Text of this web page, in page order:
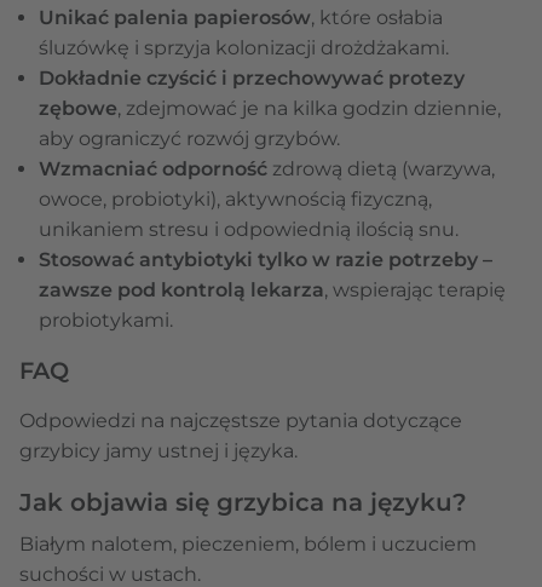
Unikać palenia papierosów, które osłabia
śluzówkę i sprzyja kolonizacji drożdżakami.
Dokładnie czyścić i przechowywać protezy
zębowe, zdejmować je na kilka godzin dziennie,
aby ograniczyć rozwój grzybów.
Wzmacniać odporność zdrową dietą (warzywa,
owoce, probiotyki), aktywnością fizyczną,
unikaniem stresu i odpowiednią ilością snu.
Stosować antybiotyki tylko w razie potrzeby –
zawsze pod kontrolą lekarza, wspierając terapię
probiotykami.
FAQ
Odpowiedzi na najczęstsze pytania dotyczące
grzybicy jamy ustnej i języka.
Jak objawia się grzybica na języku?
Białym nalotem, pieczeniem, bólem i uczuciem
suchości w ustach.